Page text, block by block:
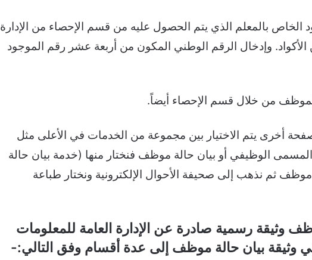
الخاص بالمعلم الذي يتم الحصول عليه من قسم الإحصاء من الإدارة
الأكواد. وإدخال الرقم الوطني المكون من أربعة عشر رقم الموجود
أخرى يتم الاختيار بين مجموعة من الخدمات في الأعلى مثل
المسمى الوظيفي أو بيان حالة موظف فنختار منها (خدمة بيان حالة
ثم نذهب إلى صحيفة الأحوال الإلكترونية ونختار طباعة
وثيقة رسمية صادرة عن الإدارة العامة للمعلومات
وثيقة بيان حالة موظف إلى عدة أقسام وفق التالي:-